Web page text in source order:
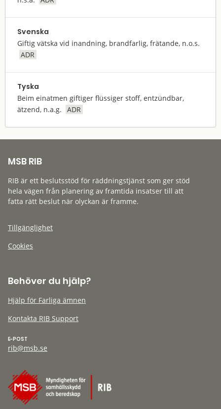
Svenska
Giftig vätska vid inandning, brandfarlig, frätande, n.o.s.
ADR
Tyska
Beim einatmen giftiger flüssiger stoff, entzündbar,
ätzend, n.a.g.
ADR
MSB RIB
RIB är ett beslutsstöd för räddningstjänst som ger stöd
hela vägen från planering av framtida insatser till att
fatta rätt beslut när olyckan är framme.
Tillgänglighet
Cookies
Behöver du hjälp?
Hjälp för Farliga ämnen
Kontakta RIB Support
E-POST
rib@msb.se